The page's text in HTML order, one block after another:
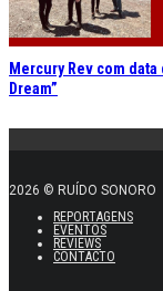
Mercury Rev com
Dream”
2026 © RUÍDO SONORO
REPORTAGENS
EVENTOS
REVIEWS
CONTACTO